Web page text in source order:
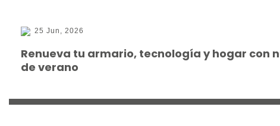
25 Jun, 2026
Renueva tu armario, tecnología y hogar con
de verano